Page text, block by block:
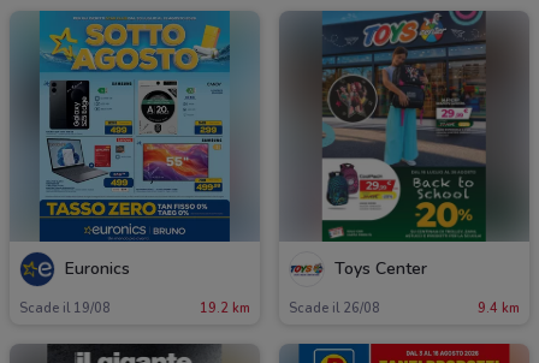
Euronics
Scade il 19/08 19.2 km
Toys Center
Scade il 26/08 9.4 km